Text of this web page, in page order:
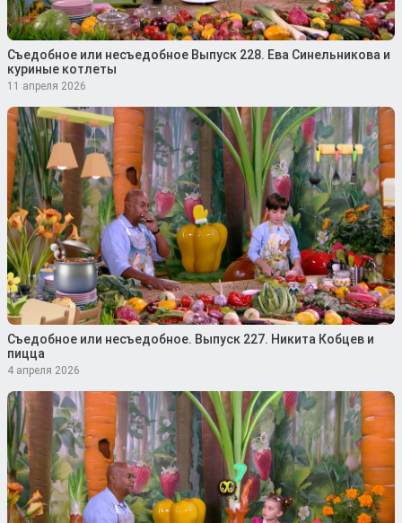
Съедобное или несъедобное Выпуск 228. Ева Синельникова и
куриные котлеты
11 апреля 2026
Съедобное или несъедобное. Выпуск 227. Никита Кобцев и
пицца
4 апреля 2026